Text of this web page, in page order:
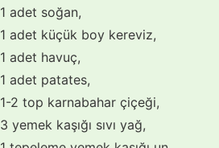
1 adet soğan,
1 adet küçük boy kereviz,
1 adet havuç,
1 adet patates,
1-2 top karnabahar çiçeği,
3 yemek kaşığı sıvı yağ,